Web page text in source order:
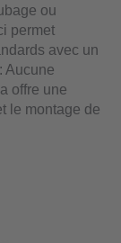
ou
permet
avec un
Aucune
offre une
le montage de